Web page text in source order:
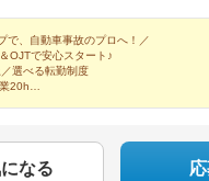
山形・宮城・岩手・福島）■関東
群馬・山梨・新潟・長野）■首都
・埼玉）■中部・北陸ブロック（
富山・福井）■近畿ブロック（大
・兵庫）■中国ブロック（広島・
賀・長崎・熊本・大分・宮崎・鹿
「主たる勤務地」または「転居転
で、自動車事故のプロへ！／
OJTで安心スタート♪
選べる転勤制度
20h
なる